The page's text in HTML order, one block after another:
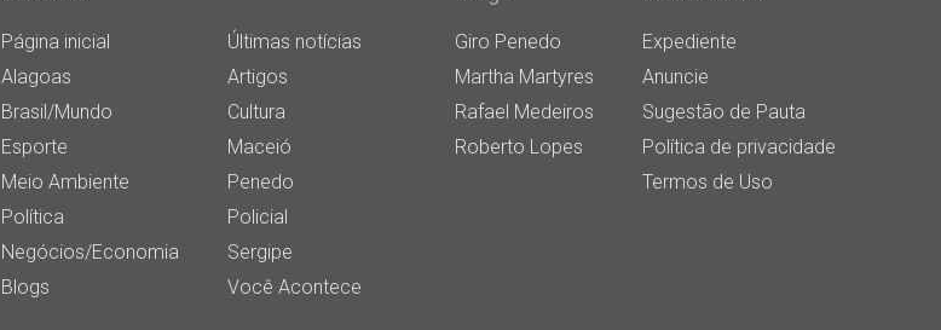
Página inicial
Últimas notícias
Alagoas
Artigos
Brasil/Mundo
Cultura
Esporte
Maceió
Meio Ambiente
Penedo
Política
Policial
Negócios/Economia
Sergipe
Blogs
Você Acontece
Giro Penedo
Martha Martyres
Rafael Medeiros
Roberto Lopes
Expediente
Anuncie
Sugestão de Pauta
Política de privacidade
Termos de Uso